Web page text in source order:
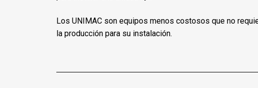
Los UNIMAC son equipos menos costosos que no
la producción para su instalación.